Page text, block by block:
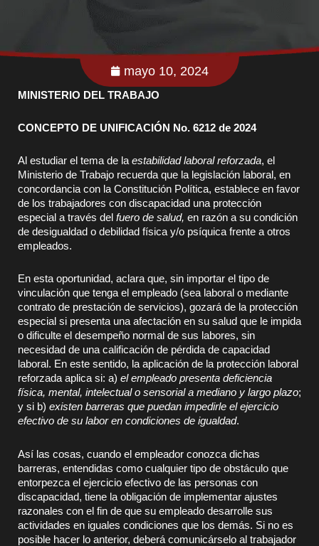
mayo 10, 2024
MINISTERIO DEL TRABAJO
CONCEPTO DE UNIFICACIÓN No. 6212 de 2024
Al estudiar el tema de la estabilidad laboral reforzada, el
Ministerio de Trabajo recuerda que la legislación laboral, en
concordancia con la Constitución Política, establece en favor
de los trabajadores con discapacidad una protección
especial a través del fuero de salud, en razón a su condición
de desigualdad o debilidad física y/o psíquica frente a otros
empleados.
En esta oportunidad, aclara que, sin importar el tipo de
vinculación que tenga el empleado (sea laboral o mediante
contrato de prestación de servicios), gozará de la protección
especial si presenta una afectación en su salud que le impida
o dificulte el desempeño normal de sus labores, sin
necesidad de una calificación de pérdida de capacidad
laboral. En este sentido, la aplicación de la protección laboral
reforzada aplica si: a) el empleado presenta deficiencia
física, mental, intelectual o sensorial a mediano y largo plazo;
y si b) existen barreras que puedan impedirle el ejercicio
efectivo de su labor en condiciones de igualdad.
Así las cosas, cuando el empleador conozca dichas
barreras, entendidas como cualquier tipo de obstáculo que
entorpezca el ejercicio efectivo de las personas con
discapacidad, tiene la obligación de implementar ajustes
razonales con el fin de que su empleado desarrolle sus
actividades en iguales condiciones que los demás. Si no es
posible hacer lo anterior, deberá comunicárselo al trabajador